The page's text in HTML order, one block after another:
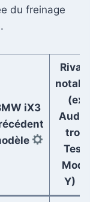
du freinage
iX3
(ex:
Audi
tron,
Tesla
Y)